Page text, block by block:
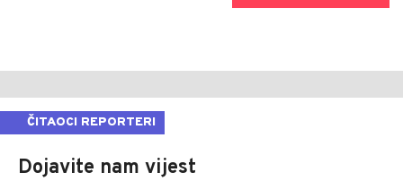
ČITAOCI REPORTERI
Dojavite nam vijest